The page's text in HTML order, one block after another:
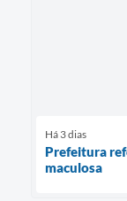
Há 3 dias
Prefeitura
maculosa